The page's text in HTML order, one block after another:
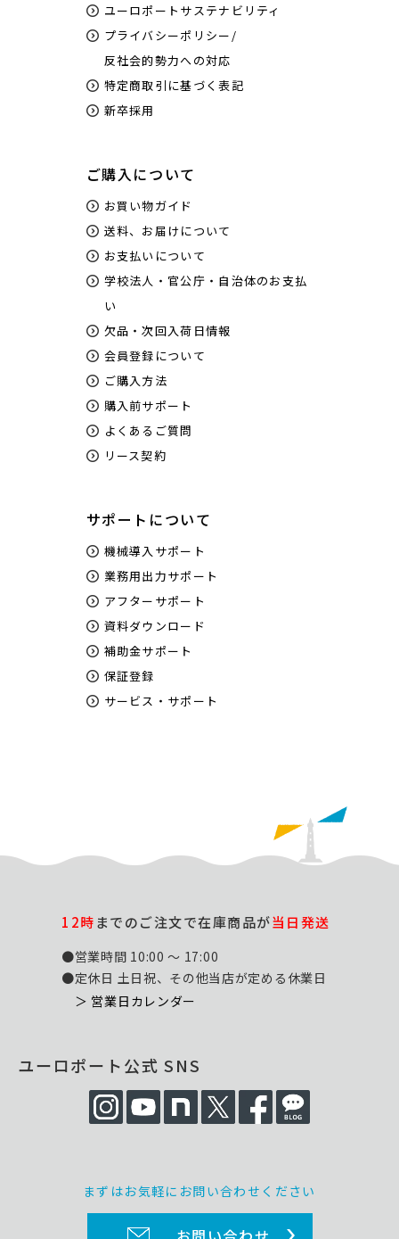
ユーロポートサステナビリティ
プライバシーポリシー/
反社会的勢力への対応
特定商取引に基づく表記
新卒採用
ご購入について
お買い物ガイド
送料、お届けについて
お支払いについて
学校法人・官公庁・自治体のお支払
い
欠品・次回入荷日情報
会員登録について
ご購入方法
購入前サポート
よくあるご質問
リース契約
サポートについて
機械導入サポート
業務用出力サポート
アフターサポート
資料ダウンロード
補助金サポート
保証登録
サービス・サポート
12時までのご注文で在庫商品が当日発送
●営業時間 10:00 ～ 17:00
●定休日 土日祝、その他当店が定める休業日
＞ 営業日カレンダー
ユーロポート公式 SNS
まずはお気軽にお問い合わせください